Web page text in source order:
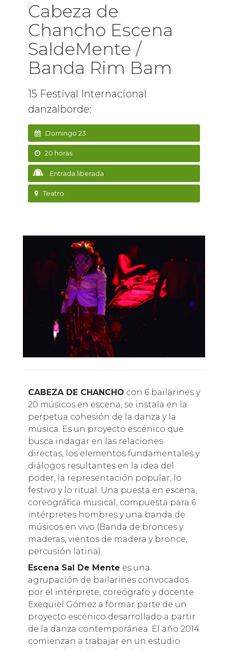
Cabeza de
Chancho Escena
SaldeMente /
Banda Rim Bam
15 Festival Internacional
danzalborde:
Domingo 23
20 horas
Entrada liberada
Teatro
CABEZA DE CHANCHO con 6 bailarines y
20 músicos en escena, se instala en la
perpetua cohesión de la danza y la
música. Es un proyecto escénico que
busca indagar en las relaciones
directas, los elementos fundamentales y
diálogos resultantes en la idea del
poder, la representación popular, lo
festivo y lo ritual. Una puesta en escena,
coreográfica musical, compuesta para 6
intérpretes hombres y una banda de
músicos en vivo (Banda de bronces y
maderas, vientos de madera y bronce,
percusión latina).
Escena Sal De Mente es una
agrupación de bailarines convocados
por el intérprete, coreógrafo y docente
Exequiel Gómez a formar parte de un
proyecto escénico desarrollado a partir
de la danza contemporánea. El año 2014
comienzan a trabajar en un estudio